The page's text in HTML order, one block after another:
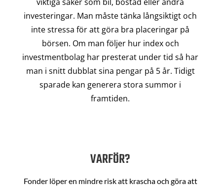
investeringar. Man måste tänka långsiktigt och
inte stressa för att göra bra placeringar på
börsen. Om man följer hur index och
investmentbolag har presterat under tid så har
man i snitt dubblat sina pengar på 5 år. Tidigt
sparade kan generera stora summor i
framtiden.
VARFÖR?
Fonder löper en mindre risk att krascha och göra att